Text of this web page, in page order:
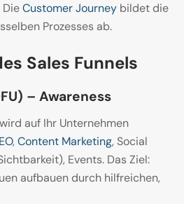
DieCustomer Journey bildet die
Prozesses ab.
Sales Funnels
– Awareness
auf Ihr Unternehmen
, Content Marketing, Social
Events. Das Ziel:
aufbauen durch hilfreichen,